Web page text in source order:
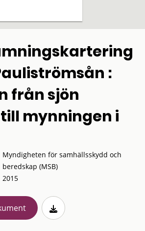
:
från sjön
mynningen i
Myndigheten för samhällsskydd och
beredskap (MSB)
2015